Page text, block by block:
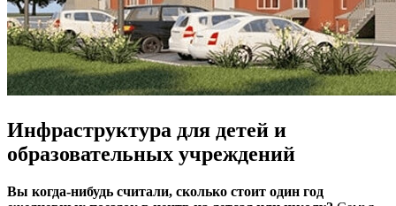
Инфраструктура для детей и
образовательных учреждений
Вы когда-нибудь считали, сколько стоит один год